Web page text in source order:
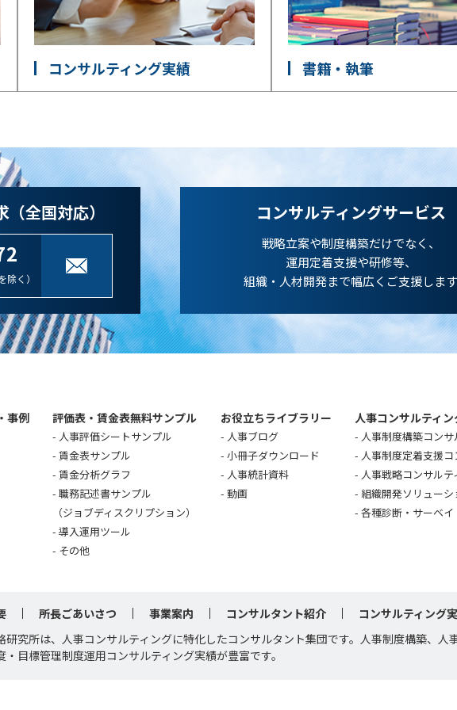
コンサルティング実績 書籍・執筆
全国対応）
除く）
コンサルティングサービス
戦略立案や制度構築だけでなく、
運用定着支援や研修等、
組織・人材開発まで幅広くご支援します
事例 評価表・賃金表無料サンプル
人事評価シートサンプル
賃金表サンプル
賃金分析グラフ
職務記述書サンプル
（ジョブディスクリプション）
導入運用ツール
その他
お役立ちライブラリー
人事ブログ
小冊子ダウンロード
人事統計資料
動画
人事コンサルティ
人事制度構築コンサ
人事制度定着支援
人事戦略コンサルテ
組織開発ソリューシ
各種診断・サーベイ
所長ごあいさつ 事業案内 コンサルタント紹介 コンサルティング
研究所は、人事コンサルティングに特化したコンサルタント集団です。人事制度構築、人
・目標管理制度運用コンサルティング実績が豊富です。